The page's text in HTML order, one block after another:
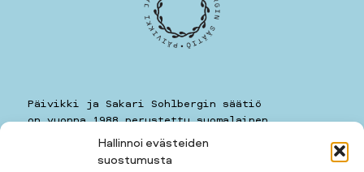
Hallinnoi evästeiden
suostumusta
Päivikki ja Sakari Sohlbergin säätiö
on vuonna 1988 perustettu suomalainen
yleishyödyllinen säätiö.